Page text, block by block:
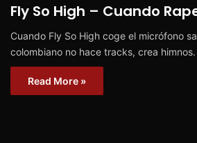
Fly So High – Cuando
Cuando Fly So High coge el micrófono
colombiano no hace tracks, crea
Read More »